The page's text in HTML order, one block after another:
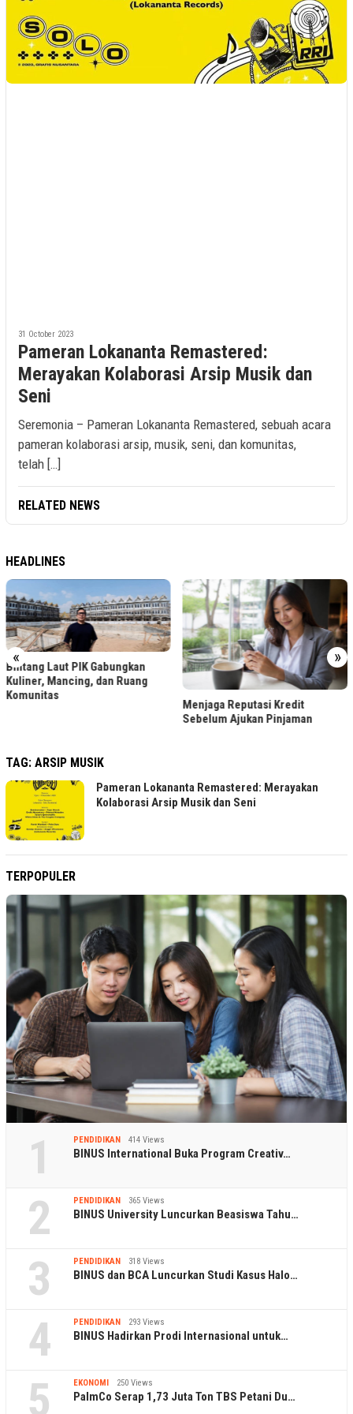
31 October 2023
Pameran Lokananta Remastered:
Merayakan Kolaborasi Arsip Musik dan
Seni
Seremonia – Pameran Lokananta Remastered, sebuah acara
pameran kolaborasi arsip, musik, seni, dan komunitas,
telah […]
RELATED NEWS
HEADLINES
« »
Bintang Laut PIK Gabungkan
Kuliner, Mancing, dan Ruang
Komunitas
Menjaga Reputasi Kredit
Sebelum Ajukan Pinjaman
TAG: ARSIP MUSIK
Pameran Lokananta Remastered: Merayakan
Kolaborasi Arsip Musik dan Seni
TERPOPULER
1 PENDIDIKAN 414 Views
BINUS International Buka Program Creativ…
2 PENDIDIKAN 365 Views
BINUS University Luncurkan Beasiswa Tahu…
3 PENDIDIKAN 318 Views
BINUS dan BCA Luncurkan Studi Kasus Halo…
4 PENDIDIKAN 293 Views
BINUS Hadirkan Prodi Internasional untuk…
5 EKONOMI 250 Views
PalmCo Serap 1,73 Juta Ton TBS Petani Du…